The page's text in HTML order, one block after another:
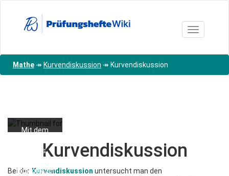
Toggle
Mathe↠ Kurvendiskussion ↠ Kurvendiskussion
Mit dem
dieses
akzeptierst
Kurvendiskussion
Bei der Kurvendiskussion untersucht man den